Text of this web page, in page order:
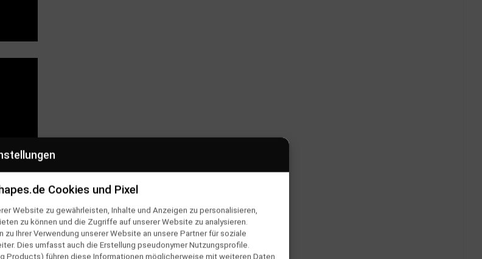
Cookies und Pixel
Website zu gewährleisten, Inhalte und Anzeigen zu personalisieren,
zu können und die Zugriffe auf unserer Website zu analysieren.
Ihrer Verwendung unserer Website an unsere Partner für soziale
Dies umfasst auch die Erstellung pseudonymer Nutzungsprofile.
Products) führen diese Informationen möglicherweise mit weiteren Daten